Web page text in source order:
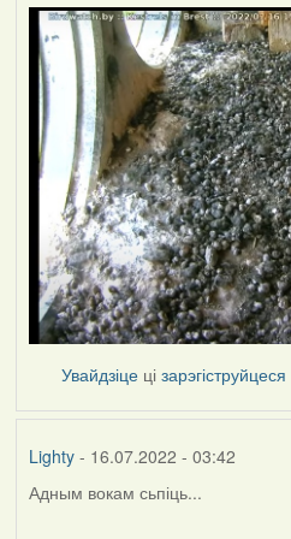
Увайдзіце цізарэгіструйцеся
Lighty- 16.07.2022 - 03:42
Адным вокам сьпіць...